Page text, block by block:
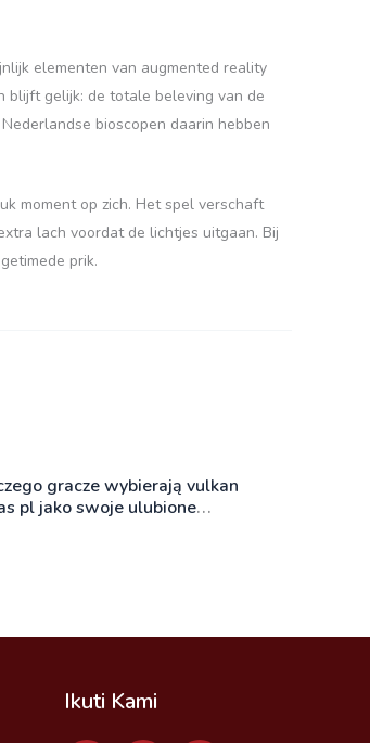
elementen van augmented reality
blijft gelijk: de totale beleving van de
bioscopen daarin hebben
moment op zich. Het spel verschaft
lach voordat de lichtjes uitgaan. Bij
prik.
gracze wybierają vulkan
pl jako swoje ulubione
Ikuti Kami